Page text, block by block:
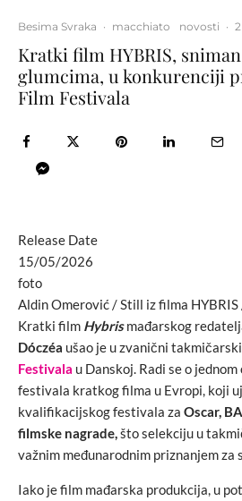
Besima Svraka · macchiato novosti ·
Kratki film HYBRIS,
glumcima, u konkurenciji
Film Festivala
Release Date
15/05/2026
foto
Aldin Omerović / Still iz filma HYBRIS
Kratki film Hybrismađarskog
Dóczéa ušao je u zvanični
Festivala u Danskoj. Radi se o
festivala kratkog filma u Evropi, koji
kvalifikacijskog festivala za Oscar,
filmske nagrade,što selekciju u
važnim međunarodnim priznanjem
Iako je film mađarska produkcija, u